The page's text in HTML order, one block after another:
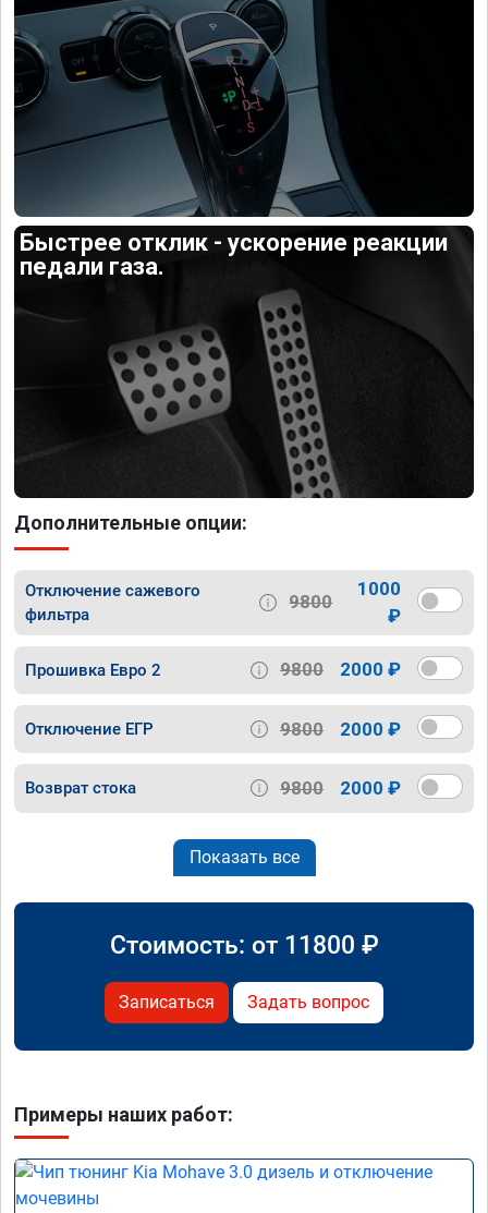
Быстрее отклик - ускорение реакции
педали газа.
Дополнительные опции:
Отключение сажевого
фильтра
9800
1000
₽
Прошивка Евро 2 9800 2000 ₽
Отключение ЕГР 9800 2000 ₽
Возврат стока 9800 2000 ₽
Показать все
Стоимость: от 11800 ₽
Записаться Задать вопрос
Примеры наших работ: